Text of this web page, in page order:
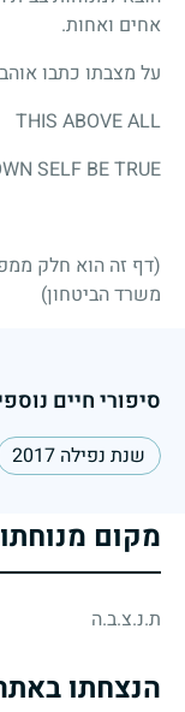
אחים ואחות.
על מצבתו כתבו
THIS ABOVE ALL
SELF BE TRUE
(דף זה הוא חלק
משרד הביטחון)
סיפורי חיים
שנת נפילה 2017
מקום מנוחתו
ת.נ.צ.ב.ה
הנצחתו